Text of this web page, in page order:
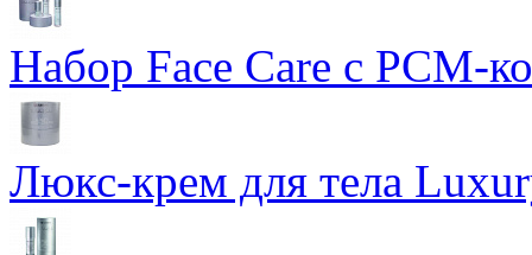
Набор Face Care с PCM-
Люкс-крем для тела